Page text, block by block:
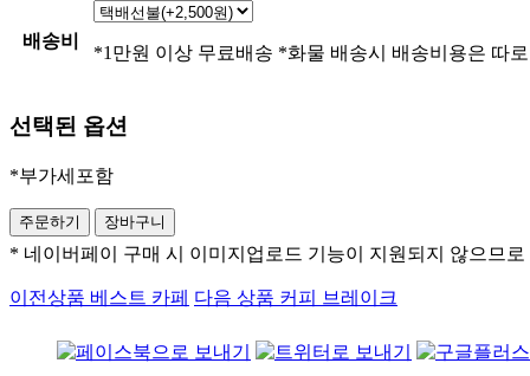
배송비
*1만원 이상 무료배송 *화물 배송시 배송비용은 따
선택된 옵션
*부가세포함
* 네이버페이 구매 시 이미지업로드 기능이 지원되지 않으므
이전상품 베스트 카페 다음 상품 커피 브레이크